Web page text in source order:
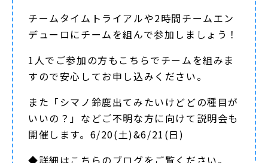
チームタイムトライアルや2時間チームエン
デューロにチームを組んで参加しましょう！
1人でご参加の方もこちらでチームを組みま
すので安心してお申し込みください。
また「シマノ鈴鹿出てみたいけどどの種目が
いいの？」などご不明な方に向けて説明会も
開催します。6/20(土)&6/21(日)
◆詳細はこちらのブログをご覧ください。